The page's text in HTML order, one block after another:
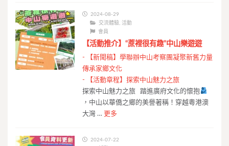
2024-08-29
交流體驗 ,活動
會員
【活動推介】“蔗裡很有趣”中山樂遊遊
-
【新聞稿】學聯辦中山考察團凝聚新舊力量
傳承家鄉文化
-
【活動章程】探索中山魅力之旅
探索中山魅力之旅 踏進廣府文化的懷抱
，中山以華僑之鄉的美譽著稱！穿越粵港澳
大灣 … 更多
2024-07-22